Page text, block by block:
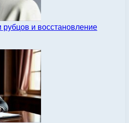
рубцов и восстановление